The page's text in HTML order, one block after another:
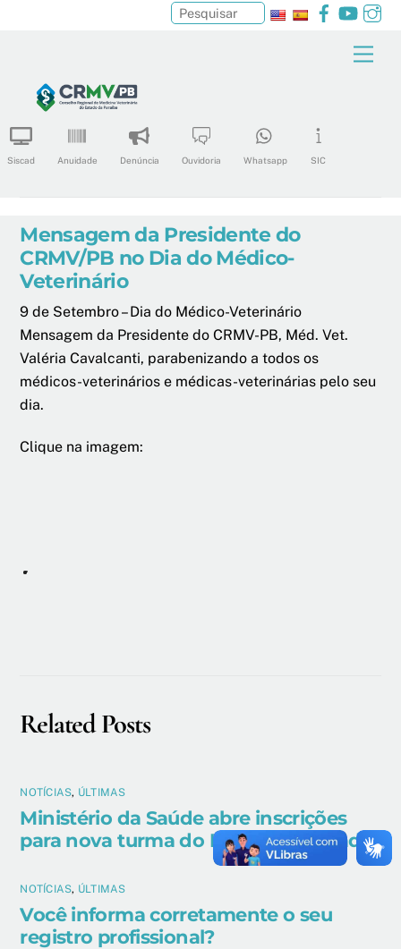
content
Facebook
Siscad Anuidade Denúncia Ouvidoria Whatsapp SIC
Pesquisar
Mensagem da Presidente do
CRMV/PB no Dia do Médico-
Veterinário
9 de Setembro – Dia do Médico-Veterinário
Mensagem da Presidente do CRMV-PB, Méd. Vet.
Valéria Cavalcanti, parabenizando a todos os
médicos-veterinários e médicas-veterinárias pelo seu
dia.
Clique na imagem:
Related Posts
NOTÍCIAS, ÚLTIMAS
Ministério da Saúde abre inscrições
para nova turma do EpiSUS Avançado
NOTÍCIAS, ÚLTIMAS
Você informa corretamente o seu
registro profissional?